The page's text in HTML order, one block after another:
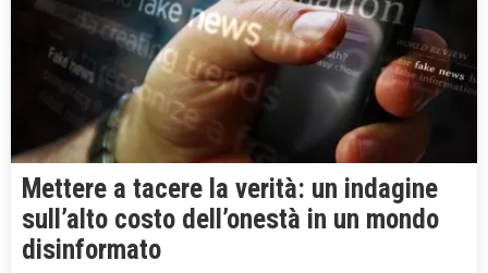
Mettere a tacere la verità: un indagine
sull’alto costo dell’onestà in un mondo
disinformato